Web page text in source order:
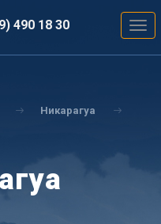
490 18 30
Никарагуа